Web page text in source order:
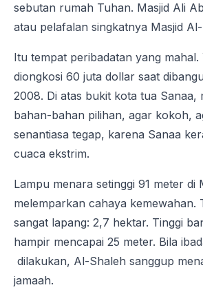
sebutan rumah Tuhan. Masjid Ali
atau pelafalan singkatnya Masjid
Itu tempat peribadatan yang mahal.
diongkosi 60 juta dollar saat
2008. Di atas bukit kota tua Sanaa,
bahan-bahan pilihan, agar kokoh,
senantiasa tegap, karena Sanaa
cuaca ekstrim.
Lampu menara setinggi 91 meter di
melemparkan cahaya kemewahan.
sangat lapang: 2,7 hektar. Tinggi
hampir mencapai 25 meter. Bila
dilakukan, Al-Shaleh sanggup
jamaah.